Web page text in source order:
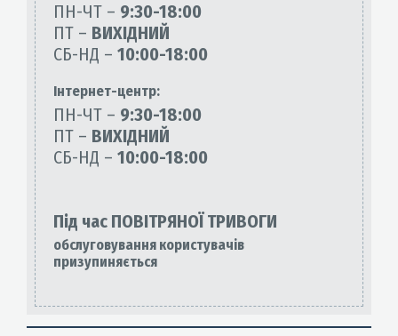
ПН-ЧТ – 9:30-18:00
ПТ – ВИХІДНИЙ
СБ-НД – 10:00-18:00
Інтернет-центр:
ПН-ЧТ – 9:30-18:00
ПТ – ВИХІДНИЙ
СБ-НД – 10:00-18:00
Під час ПОВІТРЯНОЇ ТРИВОГИ
обслуговування користувачів
призупиняється